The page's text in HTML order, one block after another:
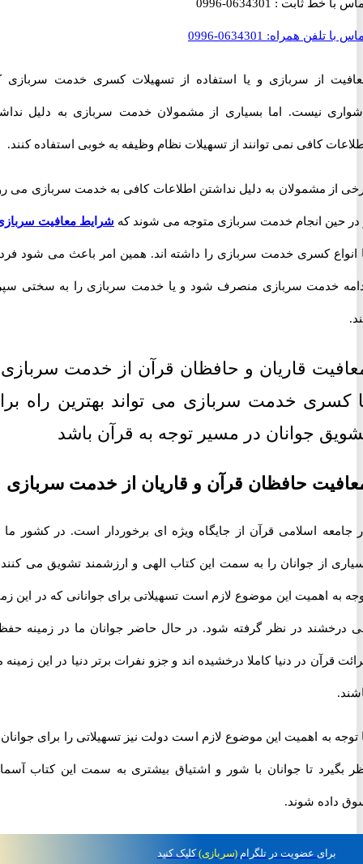
با خط ثابت :0634301-0996
تلفن همراه:0634301-0996
از سربازی و یا استفاده از تسهیلات کسری خدمت سربازی کار
نیست. اما بسیاری از مشمولان خدمت سربازی به دلیل نداشتن
کافی نمی توانند از تسهیلات نظام وظیفه به خوبی استفاده کنند.
مشمولان به دلیل نداشتن اطلاعات کافی به خدمت سربازی می روند
انجام خدمت سربازی متوجه می شوند کهشرایط معافیت سربازیو
کسری خدمت سربازی را داشته اند. همین امر باعث می شود فرد از
خدمت سربازی منصرف شود و یا خدمت سربازی را به سختی سپری
قاریان و حافظان قرآن از خدمت سربازی و
خدمت سربازی می تواند بهترین راه برای
جوانان در مسیر توجه به قرآن باشد
حافظان قرآن و قاریان از خدمت سربازی
اسلامی قرآن از جایگاه ویژه ای برخوردار است. در کشور ما نیز
از جوانان را به سمت این کتاب الهی و ارزشمند تشویق می کنند. با
اهمیت این موضوع لازم است تسهیلاتی برای جوانانی که در این زمینه
در نظر گرفته شود. در حال حاضر جوانان ما در زمینه حفظ و
قرآن در دنیا کاملا درخشیده اند و جزو نفرات برتر دنیا در این زمینه می
به اهمیت این موضوع لازم است دولت نیز تسهیلاتی را برای جوانان در
تا جوانان با شور و اشتیاق بیشتری به سمت این کتاب آسمانی
شوند.
عضویت در تلگرام(سربازی) کلیک کنید